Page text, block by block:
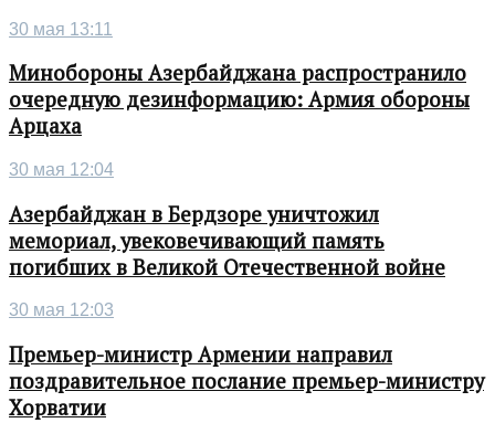
30 мая 13:11
Минобороны Азербайджана распространило
очередную дезинформацию: Армия обороны
Арцаха
30 мая 12:04
Азербайджан в Бердзоре уничтожил
мемориал, увековечивающий память
погибших в Великой Отечественной войне
30 мая 12:03
Премьер-министр Армении направил
поздравительное послание премьер-министру
Хорватии